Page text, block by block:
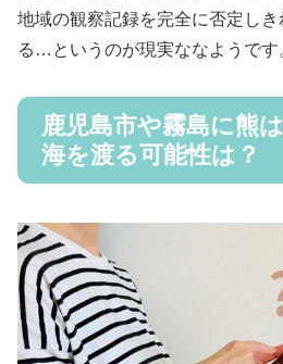
地域の観察記録を完全に否定し
る…というのが現実ななようです
鹿児島市や霧島に熊
海を渡る可能性は？